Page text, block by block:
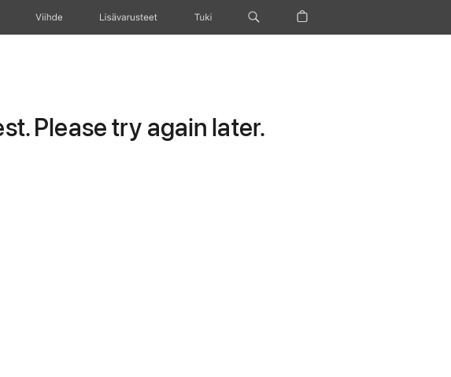
Viihde Lisävarusteet Tuki
Please try again later.